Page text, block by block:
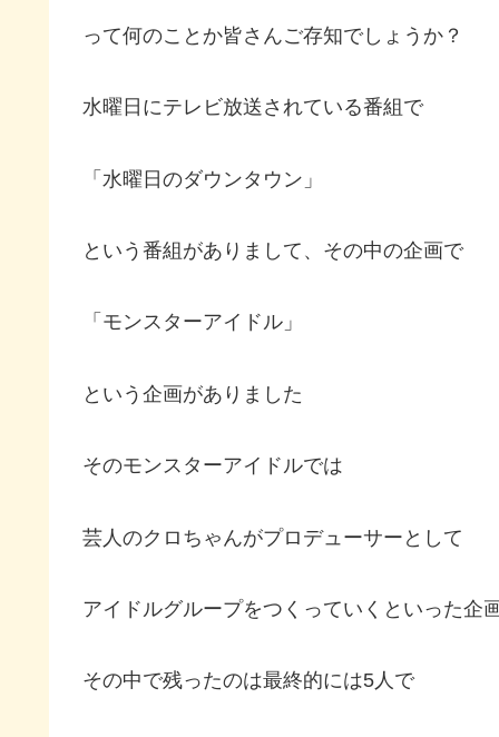
って何のことか皆さんご存知でしょうか？
水曜日にテレビ放送されている番組で
「水曜日のダウンタウン」
という番組がありまして、その中の企画で
「モンスターアイドル」
という企画がありました
そのモンスターアイドルでは
芸人のクロちゃんがプロデューサーとして
アイドルグループをつくっていくといった企
その中で残ったのは最終的には5人で